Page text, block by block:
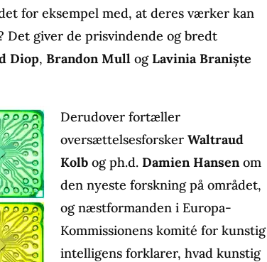
for eksempel med, at deres værker kan
Det giver de prisvindende og bredt
Diop, Brandon Mull og Lavinia Braniște
Derudover fortæller
oversættelsesforskerWaltraud
Kolb og ph.d. Damien Hansenom
den nyeste forskning på området,
og næstformanden i Europa-
Kommissionens komité for kunstig
intelligens forklarer, hvad kunstig